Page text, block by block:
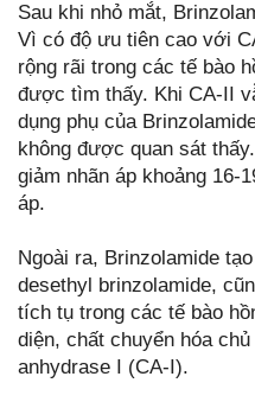
Sau khi nhỏ mắt,
Vì có độ ưu tiên cao với
rộng rãi trong các tế bào
được tìm thấy. Khi CA-II
dụng phụ của
không được quan sát
giảm nhãn áp khoảng 16-
áp.
Ngoài ra, Brinzolamide
desethyl brinzolamide,
tích tụ trong các tế bào
diện, chất chuyển hóa
anhydrase I (CA-I).